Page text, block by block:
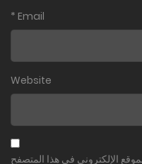
Email
*
Website
الإلكتروني في هذا المتصفح